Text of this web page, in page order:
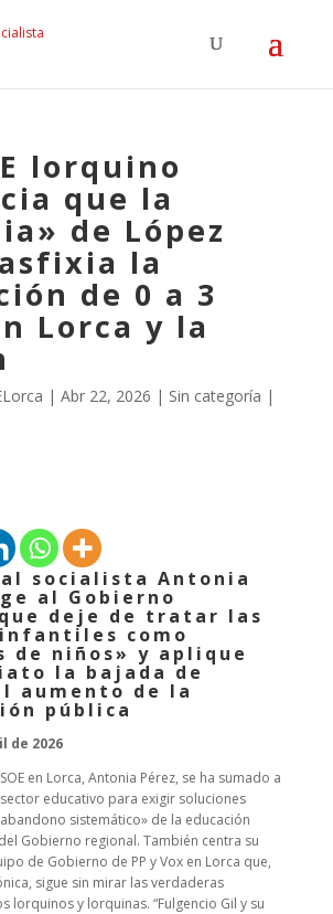
lorquino
que la
de López
la
de 0 a 3
Lorca y la
| Abr 22, 2026 | Sin categoría |
socialista Antonia
al Gobierno
deje de tratar las
como
de niños» y aplique
la bajada de
aumento de la
pública
de 2026
en Lorca, Antonia Pérez, se ha sumado a
educativo para exigir soluciones
sistemático» de la educación
Gobierno regional. También centra su
de Gobierno de PP y Vox en Lorca que,
sigue sin mirar las verdaderas
lorquinos y lorquinas. “Fulgencio Gil y su